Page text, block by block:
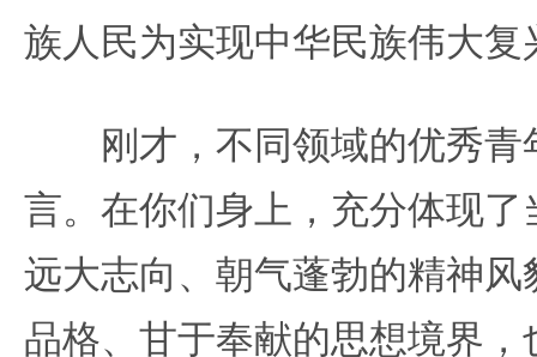
族人民为实现中华民族伟大
刚才，不同领域的优秀青
言。在你们身上，充分体现
远大志向、朝气蓬勃的精神
品格、甘于奉献的思想境界